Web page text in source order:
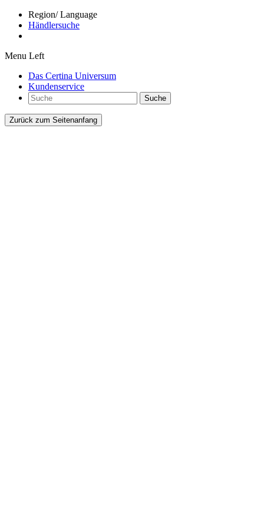
Region/ Language
Händlersuche
Menu Left
Das Certina Universum
Kundenservice
Suche
Zurück zum Seitenanfang